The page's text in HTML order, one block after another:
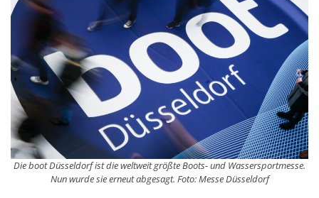
Die boot Düsseldorf ist die weltweit größte Boots- und Wassersportmesse.
Nun wurde sie erneut abgesagt. Foto: Messe Düsseldorf